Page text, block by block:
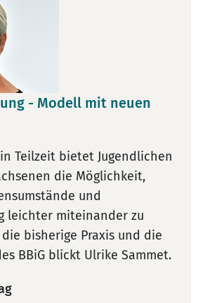
- Modell mit neuen
Teilzeit bietet Jugendlichen
die Möglichkeit,
und
leichter miteinander zu
bisherige Praxis und die
BBiG blickt Ulrike Sammet.